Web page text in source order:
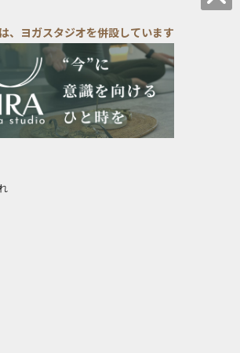
、ヨガスタジオを併設しています